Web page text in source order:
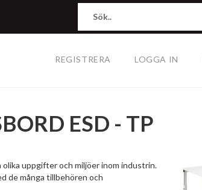
REGISTRERA LOGGA IN
ESD - TP
uppgifter och miljöer inom industrin.
de många tillbehören och